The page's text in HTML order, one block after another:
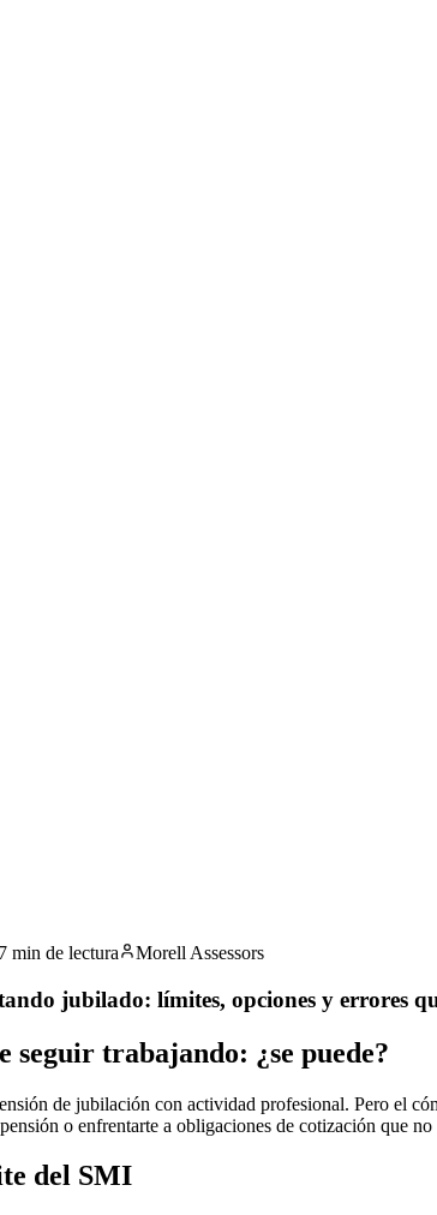
7 min de lectura Morell Assessors
jubilado: límites, opciones y errores
seguir trabajando: ¿se puede?
de jubilación con actividad profesional. Pero el
o enfrentarte a obligaciones de cotización que no
del SMI